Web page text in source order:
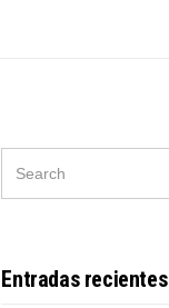
Entradas recientes